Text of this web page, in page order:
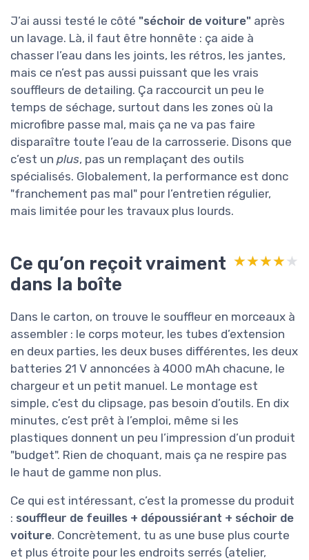
J’ai aussi testé le côté "séchoir de voiture" après
un lavage. Là, il faut être honnête : ça aide à
chasser l’eau dans les joints, les rétros, les jantes,
mais ce n’est pas aussi puissant que les vrais
souffleurs de detailing. Ça raccourcit un peu le
temps de séchage, surtout dans les zones où la
microfibre passe mal, mais ça ne va pas faire
disparaître toute l’eau de la carrosserie. Disons que
c’est un plus, pas un remplaçant des outils
spécialisés. Globalement, la performance est donc
"franchement pas mal" pour l’entretien régulier,
mais limitée pour les travaux plus lourds.
Ce qu’on reçoit vraiment
dans la boîte
★★★★★
★★★★★
Dans le carton, on trouve le souffleur en morceaux à
assembler : le corps moteur, les tubes d’extension
en deux parties, les deux buses différentes, les deux
batteries 21 V annoncées à 4000 mAh chacune, le
chargeur et un petit manuel. Le montage est
simple, c’est du clipsage, pas besoin d’outils. En dix
minutes, c’est prêt à l’emploi, même si les
plastiques donnent un peu l’impression d’un produit
"budget". Rien de choquant, mais ça ne respire pas
le haut de gamme non plus.
Ce qui est intéressant, c’est la promesse du produit
: souffleur de feuilles + dépoussiérant + séchoir de
voiture. Concrètement, tu as une buse plus courte
et plus étroite pour les endroits serrés (atelier,